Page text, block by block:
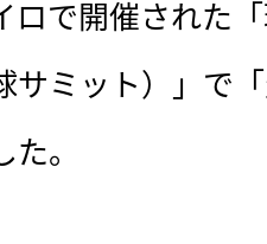
ロで開催された
サミット）」で
。